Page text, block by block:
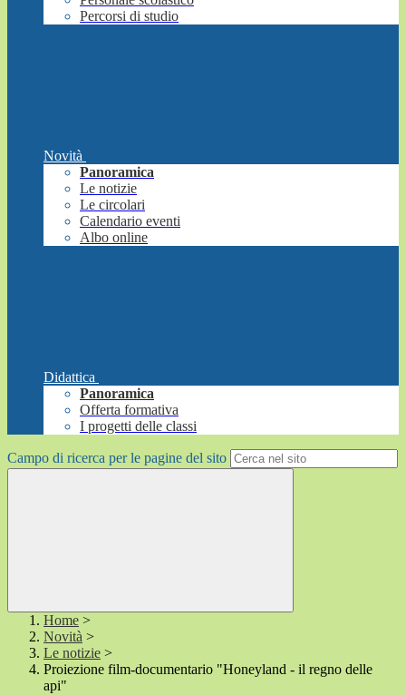
Percorsi di studio
Novità
Panoramica
Le notizie
Le circolari
Calendario eventi
Albo online
Didattica
Panoramica
Offerta formativa
I progetti delle classi
Campo di ricerca per le pagine del sito
Home >
Novità >
Le notizie >
Proiezione film-documentario "Honeyland - il regno delle
api"